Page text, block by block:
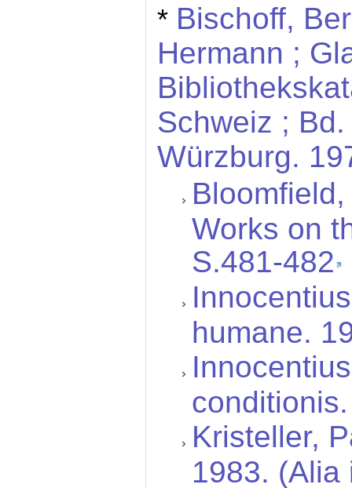
* Bischoff,
Hermann ;
Schweiz ;
Würzburg.
Works on
S.481-482
humane.
Kristeller,
1983. (Alia